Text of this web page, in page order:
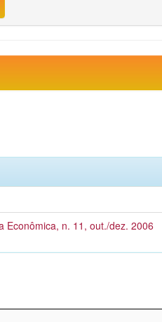
Econômica, n. 11, out./dez. 2006